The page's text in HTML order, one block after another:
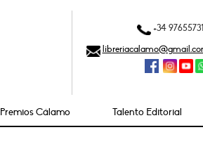
+34
Premios Cálamo Talento Editorial